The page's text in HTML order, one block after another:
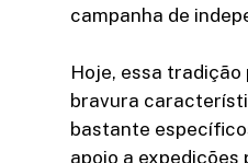
campanha de
Hoje, essa tradição
bravura
bastante
apoio a expedições